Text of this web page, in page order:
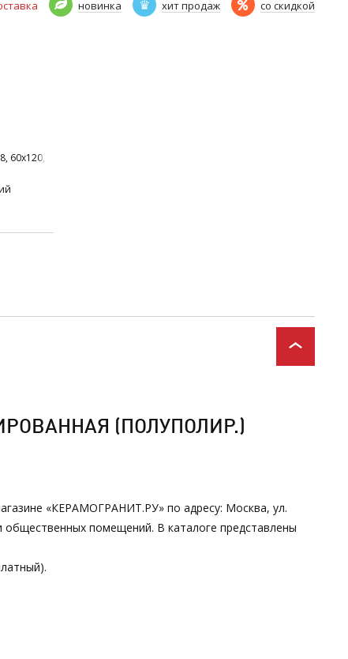
новинка хит продаж со скидкой
60x120, 60x60
(ПОЛУПОЛИР.)
«КЕРАМОГРАНИТ.РУ» по адресу: Москва, ул.
общественных помещений. В каталоге представлены